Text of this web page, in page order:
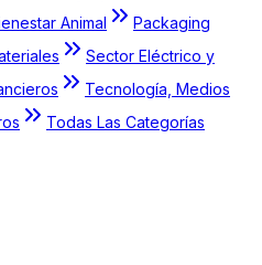
Animal
Packaging
Sector Eléctrico y
Tecnología, Medios
Todas Las Categorías